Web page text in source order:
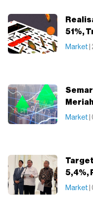
51%,
Market
Market
5,4%,
Market